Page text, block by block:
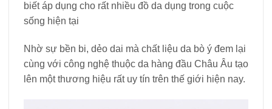
biết áp dụng cho rất nhiều đồ da dụng trong cuộc
sống hiện tại
Nhờ sự bền bi, dẻo dai mà chất liệu da bò ý đem lại
cùng với công nghệ thuộc da hàng đầu Châu Âu tạo
lên một thương hiệu rất uy tín trên thế giới hiện nay.